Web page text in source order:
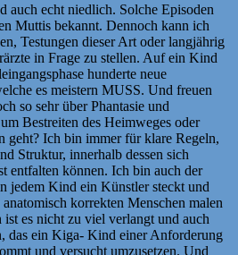
auch echt niedlich. Solche Episoden
Muttis bekannt. Dennoch kann ich
Testungen dieser Art oder langjährig
in Frage zu stellen. Auf ein Kind
hunderte neue
es meistern MUSS. Und freuen
so sehr über Phantasie und
Bestreiten des Heimweges oder
geht? Ich bin immer für klare Regeln,
Struktur, innerhalb dessen sich
entfalten können. Ich bin auch der
jedem Kind ein Künstler steckt und
korrekten Menschen malen
ist es nicht zu viel verlangt und auch
das ein Kiga- Kind einer Anforderung
und versucht umzusetzen. Und